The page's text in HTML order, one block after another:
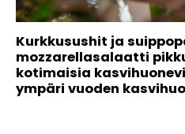
Kurkkusushit ja
mozzarellasalaatti
kotimaisia
ympäri vuoden